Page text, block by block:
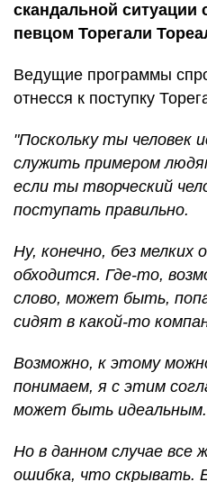
скандальной ситуации
певцом Торегали
Ведущие программы
отнесся к поступку
"Поскольку ты человек
служить примером
если ты творческий
поступать правильно.
Ну, конечно, без мелких
обходится. Где-то,
слово, может быть,
сидят в какой-то
Возможно, к этому
понимаем, я с этим
может быть идеальным.
Но в данном случае все
ошибка, что скрывать.